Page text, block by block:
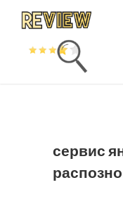
сервис